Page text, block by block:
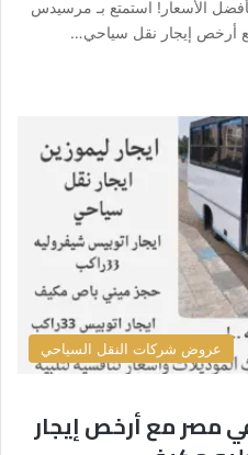
الأسعار! استمتع بـ مرسيدس
عروض شركات النقل السياحي
مصر مع أرخص إيجار